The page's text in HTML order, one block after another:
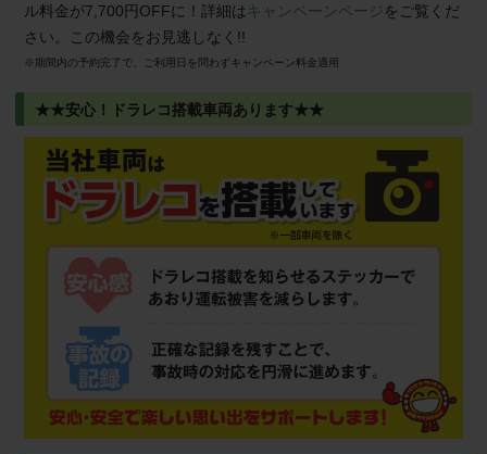
ル料金が7,700円OFFに！詳細は キャンペーンページをご覧くだ
さい。この機会をお見逃しなく!!
※期間内の予約完了で、ご利用日を問わずキャンペーン料金適用
★★安心！ドラレコ搭載車両あります★★